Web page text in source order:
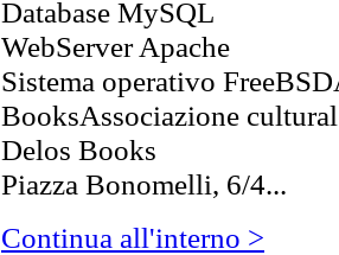
Database MySQL
WebServer Apache
Sistema operativo
BooksAssociazione
Delos Books
Piazza Bonomelli, 6/4...
Continua all'interno >